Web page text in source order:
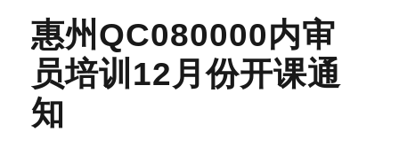
惠州QC080000内审
员培训12月份开课通
知